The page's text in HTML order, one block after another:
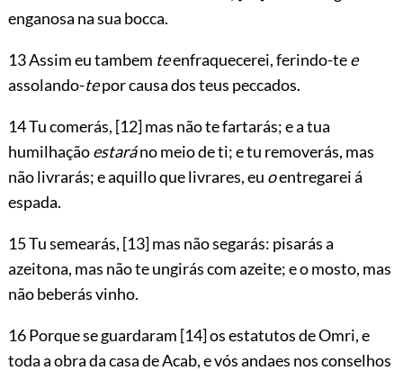
enganosa na sua bocca.
13 Assim eu tambem teenfraquecerei, ferindo-tee
assolando-tepor causa dos teus peccados.
14 Tu comerás, [12]mas não te fartarás; e a tua
humilhaçãoestaráno meio de ti; e tu removerás, mas
não livrarás; e aquillo que livrares, eu oentregarei á
espada.
15 Tu semearás, [13]mas não segarás: pisarás a
azeitona, mas não te ungirás com azeite; e o mosto, mas
não beberás vinho.
16 Porque se guardaram [14]os estatutos de Omri, e
toda a obra da casa de Acab, e vós andaes nos conselhos